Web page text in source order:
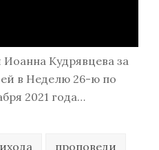
Кудрявцева за
в Неделю 26-ю по
2021 года…
проповеди